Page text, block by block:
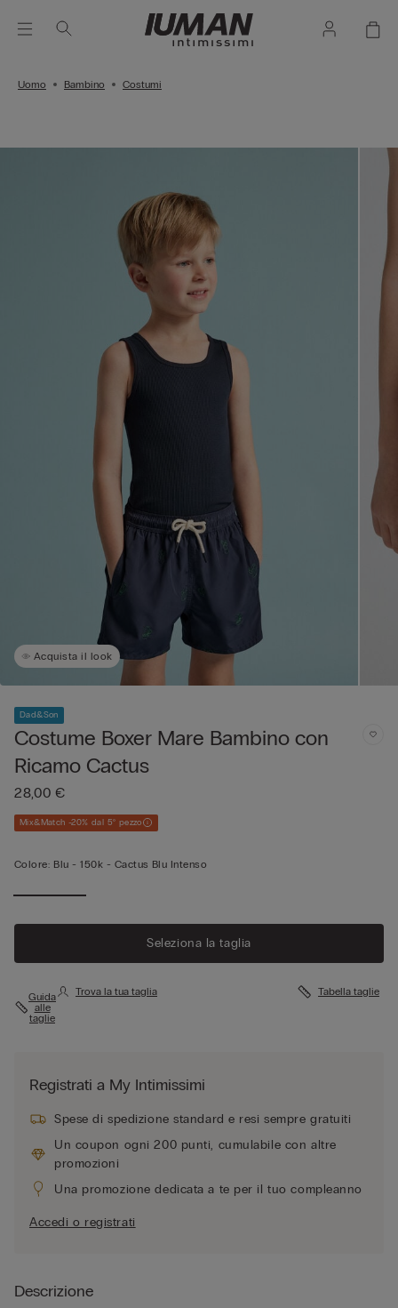
Uomo Bambino Costumi
Acquista il look
Dad&Son
Costume Boxer Mare Bambino con
Ricamo Cactus
28,00 €
Mix&Match -20% dal 5° pezzo
Colore: Blu -150k - Cactus Blu Intenso
Seleziona la taglia
Guida
alle
taglie
Trova la tua taglia Tabella taglie
Registrati a My Intimissimi
Spese di spedizione standard e resi sempre gratuiti
Un coupon ogni 200 punti, cumulabile con altre
promozioni
Una promozione dedicata a te per il tuo compleanno
Accedi o registrati
Descrizione